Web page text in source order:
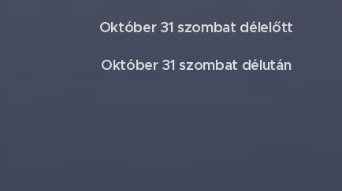
Október 31 szombat délelőtt
Október 31 szombat délután